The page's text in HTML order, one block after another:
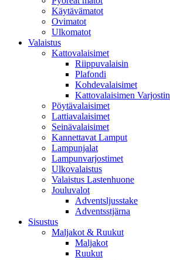
Käytävämatot
Ovimatot
Ulkomatot
Valaistus
Kattovalaisimet
Riippuvalaisin
Plafondi
Kohdevalaisimet
Kattovalaisimen Varjostin
Pöytävalaisimet
Lattiavalaisimet
Seinävalaisimet
Kannettavat Lamput
Lampunjalat
Lampunvarjostimet
Ulkovalaistus
Valaistus Lastenhuone
Jouluvalot
Adventsljusstake
Adventsstjärna
Sisustus
Maljakot & Ruukut
Maljakot
Ruukut